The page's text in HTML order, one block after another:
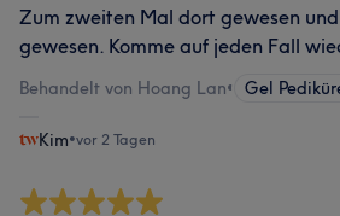
Zum zweiten Mal dort gewesen
gewesen. Komme auf jeden Fall
Behandelt von Hoang Lan• Gel
Kim•vor 2 Tagen